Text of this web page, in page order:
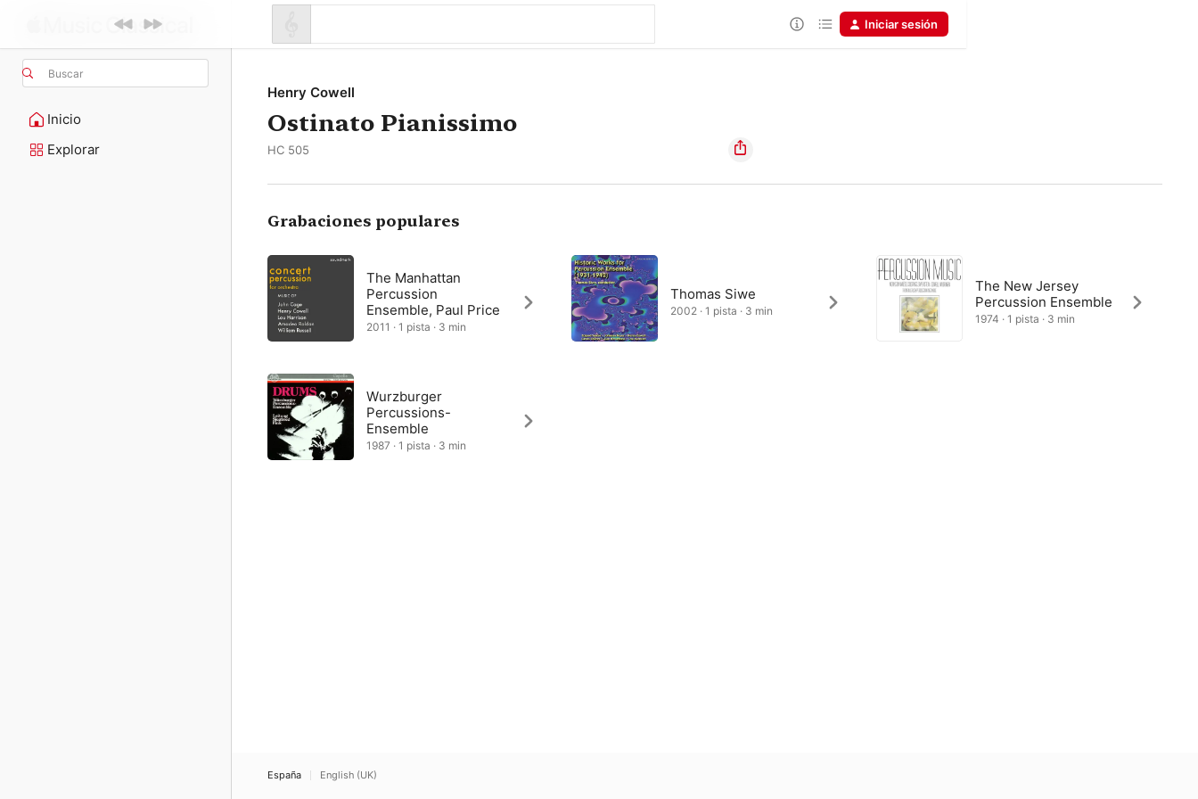
Buscar
Inicio
Explorar
Iniciar sesión
Henry Cowell
Ostinato Pianissimo
HC 505
Grabaciones populares
The Manhattan
Percussion
Ensemble, Paul Price
2011 · 1 pista · 3 min
Thomas Siwe
2002 · 1 pista · 3 min
The New Jersey
Percussion Ensemble
1974 · 1 pista · 3 min
Wurzburger
Percussions-
Ensemble
1987 · 1 pista · 3 min
España English (UK)